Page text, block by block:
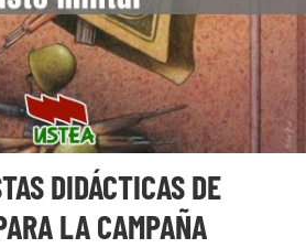
DIDÁCTICAS DE
LA CAMPAÑA